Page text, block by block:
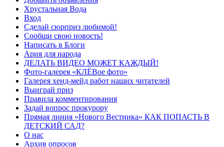
Хрустальная Вода
Вход
Сделай сюрприз любимой!
Сообщи свою новость!
Написать в Блоги
Ария для народа
ДЕЛАТЬ ВИДЕО МОЖЕТ КАЖДЫЙ!
Фото-галерея «КЛЁВое фото»
Галерея хенд-мейд работ наших читателей
Выиграй приз
Правила комментирования
Задай вопрос прокурору
Прямая линия «Нового Вестника» КАК ПОПАСТЬ В
ДЕТСКИЙ САД?
О нас
Архив опросов